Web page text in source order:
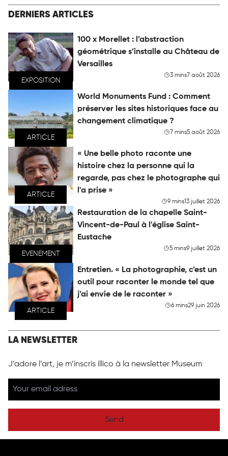
DERNIERS ARTICLES
EXPOSITION
100 x Morellet : l’abstraction
géométrique s’installe au Château de
Versailles
3 mins7 août 2026
ARTICLE
World Monuments Fund : Comment
préserver les sites historiques face au
changement climatique ?
7 mins5 août 2026
ARTICLE
« Une belle photo raconte une
histoire chez la personne qui la
regarde, pas chez le photographe qui
l'a prise »
9 mins13 juillet 2026
EVENEMENT
Restauration de la chapelle Saint-
Vincent-de-Paul à l'église Saint-
Eustache
5 mins9 juillet 2026
ARTICLE
Entretien. « La photographie, c’est un
outil pour raconter le monde tel que
j’ai envie de le raconter »
6 mins29 juin 2026
LA NEWSLETTER
J’adore l’art, je m’inscris illico à la newsletter Museum
Send